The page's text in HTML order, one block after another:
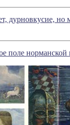
дурновкусие, но
поле норманской